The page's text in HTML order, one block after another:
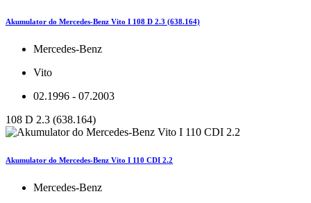
Akumulator do Mercedes-Benz Vito I 108 D 2.3 (638.164)
Mercedes-Benz
Vito
02.1996 - 07.2003
108 D 2.3 (638.164)
Akumulator do Mercedes-Benz Vito I 110 CDI 2.2
Mercedes-Benz